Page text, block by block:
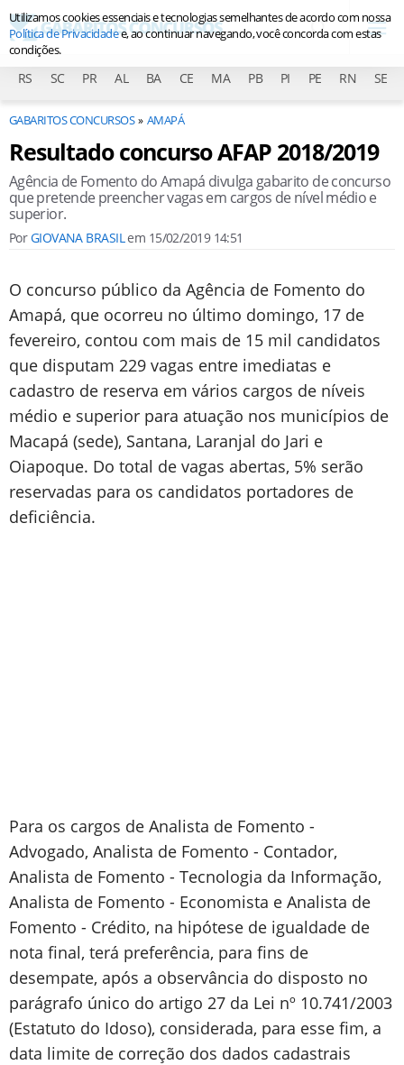
RS SC PR AL BA CE MA PB PI PE RN SE
GABARITOS CONCURSOS AMAPÁ
Resultado concurso AFAP 2018/2019
Agência de Fomento do Amapá divulga gabarito de concurso
que pretende preencher vagas em cargos de nível médio e
superior.
PorGIOVANA BRASILem 15/02/2019 14:51
O concurso público da Agência de Fomento do
Amapá, que ocorreu no último domingo, 17 de
fevereiro, contou com mais de 15 mil candidatos
que disputam 229 vagas entre imediatas e
cadastro de reserva em vários cargos de níveis
médio e superior para atuação nos municípios de
Macapá (sede), Santana, Laranjal do Jari e
Oiapoque. Do total de vagas abertas, 5% serão
reservadas para os candidatos portadores de
deficiência.
Para os cargos de Analista de Fomento -
Advogado, Analista de Fomento - Contador,
Analista de Fomento - Tecnologia da Informação,
Analista de Fomento - Economista e Analista de
Fomento - Crédito, na hipótese de igualdade de
nota final, terá preferência, para fins de
desempate, após a observância do disposto no
parágrafo único do artigo 27 da Lei nº 10.741/2003
(Estatuto do Idoso), considerada, para esse fim, a
data limite de correção dos dados cadastrais
Utilizamos cookies essenciais e tecnologias semelhantes de acordo com nossa
Política de Privacidadee, ao continuar navegando, você concorda com estas
condições.